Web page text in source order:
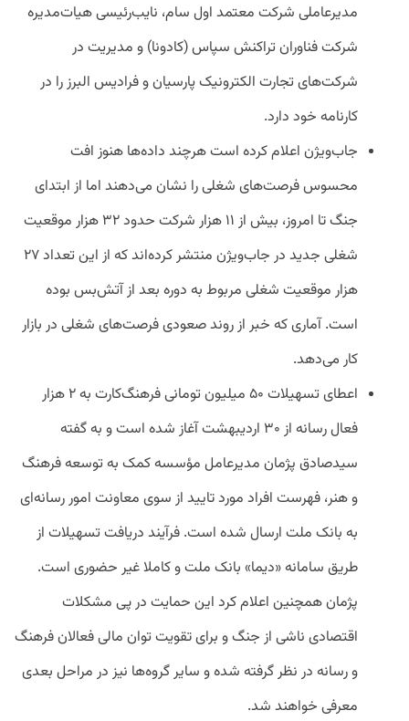
مدیرعاملی شرکت معتمد اول سام، نایب‌رئیسی هیات‌مدیره
شرکت فناوران تراکنش سپاس (کادونا) و مدیریت در
شرکت‌های تجارت الکترونیک پارسیان و فرادیس البرز را در
کارنامه خود دارد.
جاب‌ویژن اعلام کرده است هرچند داده‌ها هنوز افت
محسوس فرصت‌های شغلی را نشان می‌دهند اما از ابتدای
جنگ تا امروز، بیش از ۱۱ هزار شرکت حدود ۳۲ هزار موقعیت
شغلی جدید در جاب‌ویژن منتشر کرده‌اند که از این تعداد ۲۷
هزار موقعیت شغلی مربوط به دوره بعد از آتش‌بس بوده
است. آماری که خبر از روند صعودی فرصت‌های شغلی در بازار
کار می‌دهد.
اعطای تسهیلات ۵۰ میلیون تومانی فرهنگ‌کارت به ۲ هزار
فعال رسانه از ۳۰ اردیبهشت آغاز شده است و به گفته
سیدصادق پژمان مدیرعامل مؤسسه کمک به توسعه فرهنگ
و هنر، فهرست افراد مورد تایید از سوی معاونت امور رسانه‌ای
به بانک ملت ارسال شده است. فرآیند دریافت تسهیلات از
طریق سامانه «دیما» بانک ملت و کاملا غیر حضوری است‌.
پژمان همچنین اعلام کرد این حمایت در پی مشکلات
اقتصادی ناشی از جنگ و برای تقویت توان مالی فعالان فرهنگ
و رسانه در نظر گرفته شده و سایر گروه‌ها نیز در مراحل بعدی
معرفی خواهند شد.